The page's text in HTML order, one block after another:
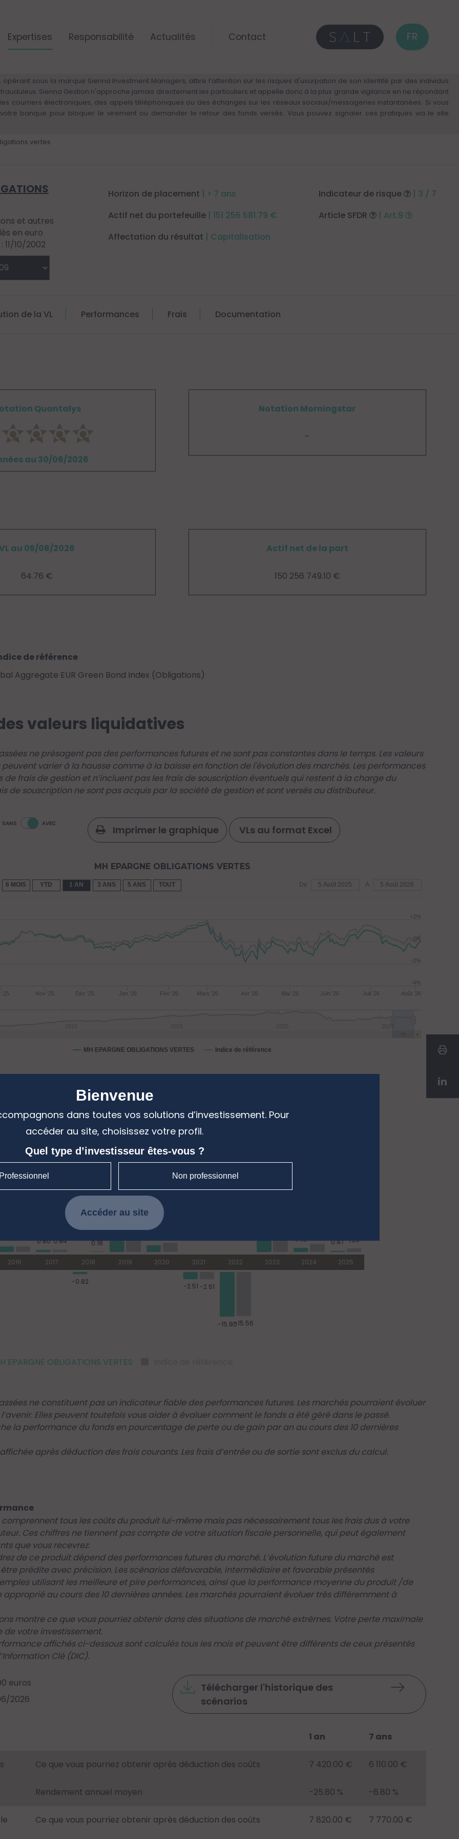
Expertises Responsabilité Actualités Contact FR
opérant sous la marque Sienna Investment Managers, attire l’attention sur les risques d'usurpation de son identité par des individus
Sienna Gestion n'approche jamais directement les particuliers et appelle donc à la plus grande vigilance en ne répondant
courriers électroniques, des appels téléphoniques ou des échanges sur les réseaux sociaux/messageries instantanées. Si vous
banque pour bloquer le virement ou demander le retour des fonds versés. Vous pouvez signaler ces pratiques via le site
vertes
et autres
en euro
10/2002
Horizon de placement | > 7 ans
Actif net du portefeuille | 151 256 581.79 €
Affectation du résultat | Capitalisation
Indicateur de risque
| 3 / 7
Article SFDR
| Art.9
de la VL Performances Frais Documentation
Quantalys
au 30/06/2026
Notation Morningstar
-
au 05/08/2026
64.76 €
Actif net de la part
150 256 749.10 €
de référence
Aggregate EUR Green Bond Index (Obligations)
valeurs liquidatives
ne présagent pas des performances futures et ne sont pas constantes dans le temps. Les valeurs
varier à la hausse comme à la baisse en fonction de l'évolution des marchés. Les performances
de frais de gestion et n’incluent pas les frais de souscription éventuels qui restent à la charge du
de souscription ne sont pas acquis par la société de gestion et sont versés au distributeur.
SANS AVEC
Imprimer le graphique VLs au format Excel
6 MOIS YTD 1 AN 3 ANS 5 ANS TOUT De 5 Août 2025 A 5 Août 2026
MH EPARGNE OBLIGATIONS VERTES
MH EPARGNE OBLIGATIONS VERTES Indice de référence
'25 Nov '25 Déc '25 Jan '26 Fév '26 Mars '26 Avr '26 Mai '26 Juin '26 Juil '26 Août '26
-4%
-2%
0%
+2%
annualisées
Aggregate EUR Green Bond Index (Obligations)
EPARGNE OBLIGATIONS VERTES
ne constituent pas un indicateur fiable des performances futures. Les marchés pourraient évoluer
Elles peuvent toutefois vous aider à évaluer comment le fonds a été géré dans le passé.
la performance du fonds en pourcentage de perte ou de gain par an au cours des 10 dernières
après déduction des frais courants. Les frais d’entrée ou de sortie sont exclus du calcul.
comprennent tous les coûts du produit lui-même mais pas nécessairement tous les frais dus à votre
Ces chiffres ne tiennent pas compte de votre situation fiscale personnelle, qui peut également
que vous recevrez.
de ce produit dépend des performances futures du marché. L’évolution future du marché est
prédite avec précision. Les scénarios défavorable, intermédiaire et favorable présentés
utilisant les meilleure et pire performances, ainsi que la performance moyenne du produit /de
approprié au cours des 10 dernières années. Les marchés pourraient évoluer très différemment à
montre ce que vous pourriez obtenir dans des situations de marché extrêmes. Votre perte maximale
de votre investissement.
affichés ci-dessous sont calculés tous les mois et peuvent être différents de ceux présentés
Clé (DIC).
euros
2026
Télécharger l'historique des
scénarios
1 an 7 ans
Ce que vous pourriez obtenir après déduction des coûts 7 420.00 € 6 110.00 €
Rendement annuel moyen -25.80 % -6.80 %
Ce que vous pourriez obtenir après déduction des coûts 7 820.00 € 7 770.00 €
Bienvenue
dans toutes vos solutions d’investissement. Pour
accéder au site, choisissez votre profil.
Quel type d’investisseur êtes-vous ?
Non professionnel
Accéder au site